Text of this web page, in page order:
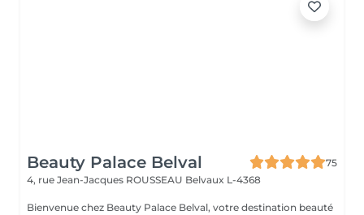
Beauty Palace Belval
75
4, rue Jean-Jacques ROUSSEAU Belvaux L-4368
Bienvenue chez Beauty Palace Belval, votre destination beauté